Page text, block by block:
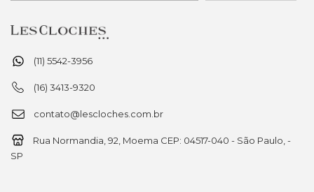
(11) 5542-3956
(16) 3413-9320
contato@lescloches.com.br
Rua Normandia, 92, Moema CEP: 04517-040 - São Paulo, -
SP